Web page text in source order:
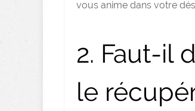
vous anime dans votre
2. Faut-il
le